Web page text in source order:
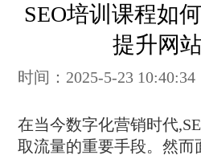
SEO培训课程如
提升网
时间：2025-5-23 10:40:34
在当今数字化营销时代
取流量的重要手段。然而